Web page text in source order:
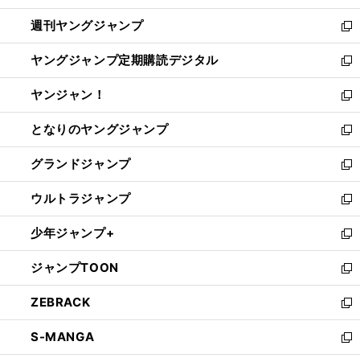
開
く
ウ
で
開
く
ン
ド
ウ
で
開
く
ウ
ィ
ン
ド
ウ
で
開
く
週刊ヤングジャンプ
新
し
い
ウ
ィ
ン
ド
ウ
で
開
く
ヤングジャンプ定期購読デジタル
新
し
い
ウ
ィ
ン
ド
ウ
で
開
く
ヤンジャン！
新
し
い
ウ
ィ
ン
ド
ウ
で
開
く
となりのヤングジャンプ
新
し
い
ウ
ィ
ン
ド
ウ
で
開
く
グランドジャンプ
新
し
い
ウ
ィ
ン
ド
ウ
で
開
く
ウルトラジャンプ
新
し
い
ウ
ィ
ン
ド
ウ
で
開
少年ジャンプ+
新
し
い
ウ
ィ
ン
ド
ウ
ジャンプTOON
新
し
い
ウ
ィ
ZEBRACK
新
し
い
S-MANGA
新